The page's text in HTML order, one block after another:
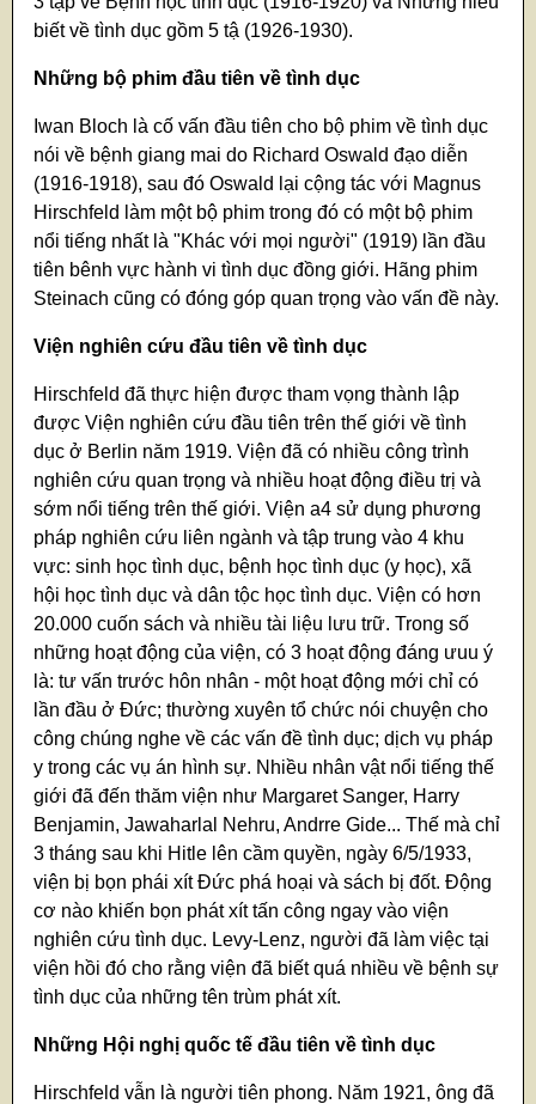
biết về tình dục gồm 5 tậ (1926-1930).
Những bộ phim đầu tiên về tình dục
Iwan Bloch là cố vấn đầu tiên cho bộ phim về tình dục
nói về bệnh giang mai do Richard Oswald đạo diễn
(1916-1918), sau đó Oswald lại cộng tác với Magnus
Hirschfeld làm một bộ phim trong đó có một bộ phim
nổi tiếng nhất là "Khác với mọi người" (1919) lần đầu
tiên bênh vực hành vi tình dục đồng giới. Hãng phim
Steinach cũng có đóng góp quan trọng vào vấn đề này.
Viện nghiên cứu đầu tiên về tình dục
Hirschfeld đã thực hiện được tham vọng thành lập
được Viện nghiên cứu đầu tiên trên thế giới về tình
dục ở Berlin năm 1919. Viện đã có nhiều công trình
nghiên cứu quan trọng và nhiều hoạt động điều trị và
sớm nổi tiếng trên thế giới. Viện a4 sử dụng phương
pháp nghiên cứu liên ngành và tập trung vào 4 khu
vực: sinh học tình dục, bệnh học tình dục (y học), xã
hội học tình dục và dân tộc học tình dục. Viện có hơn
20.000 cuốn sách và nhiều tài liệu lưu trữ. Trong số
những hoạt động của viện, có 3 hoạt động đáng ưuu ý
là: tư vấn trước hôn nhân - một hoạt động mới chỉ có
lần đầu ở Đức; thường xuyên tổ chức nói chuyện cho
công chúng nghe về các vấn đề tình dục; dịch vụ pháp
y trong các vụ án hình sự. Nhiều nhân vật nổi tiếng thế
giới đã đến thăm viện như Margaret Sanger, Harry
Benjamin, Jawaharlal Nehru, Andrre Gide... Thế mà chỉ
3 tháng sau khi Hitle lên cầm quyền, ngày 6/5/1933,
viện bị bọn phái xít Đức phá hoại và sách bị đốt. Động
cơ nào khiến bọn phát xít tấn công ngay vào viện
nghiên cứu tình dục. Levy-Lenz, người đã làm việc tại
viện hồi đó cho rằng viện đã biết quá nhiều về bệnh sự
tình dục của những tên trùm phát xít.
Những Hội nghị quốc tế đầu tiên về tình dục
Hirschfeld vẫn là người tiên phong. Năm 1921, ông đã